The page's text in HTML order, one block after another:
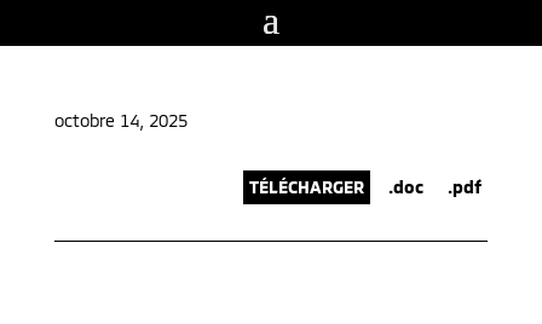
octobre 14, 2025
TÉLÉCHARGER .doc .pdf